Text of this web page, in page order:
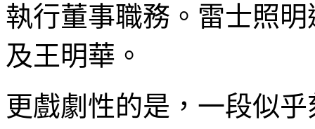
執行董事職務。雷士照
及王明華。
更戲劇性的是，一段似